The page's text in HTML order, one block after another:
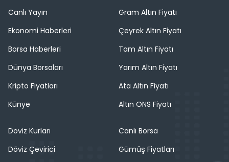
Canlı Yayın
Ekonomi Haberleri
Borsa Haberleri
Dünya Borsaları
Kripto Fiyatları
Künye
Gram Altın Fiyatı
Çeyrek Altın Fiyatı
Tam Altın Fiyatı
Yarım Altın Fiyatı
Ata Altın Fiyatı
Altın ONS Fiyatı
Döviz Kurları
Döviz Çevirici
Canlı Borsa
Gümüş Fiyatları